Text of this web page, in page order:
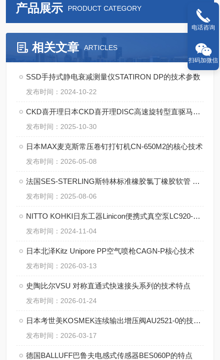
产品展示 PRODUCT CATEGORY
相关文章 ARTICLES
SSD手持式静电衰减测量仪STATIRON DP的技术参数
发布时间：2024-10-22
CKD喜开理日本CKD喜开理DISC高速旋转型直驱马达HS系列的使用
发布时间：2025-10-30
日本MAX麦克斯常压卷钉打钉机CN-650M2的核心技术
发布时间：2026-05-08
法国SES-STERLING斯特林标准橡胶氯丁橡胶软管 A0-M的优点
发布时间：2025-08-06
NITTO KOHKI日东工器Linicon便携式真空泵LC920-A1038-A6-0001的技术参数
发布时间：2024-11-04
日本北泽Kitz Unipore PP空气喷枪CAGN-P核心技术
发布时间：2026-03-13
史陶比尔VSU 对称直通式快速接头系列的技术特点
发布时间：2026-01-24
日本考世美KOSMEK连续输出增压阀AU2521-0的技术特点
发布时间：2026-03-17
德国BALLUFF巴鲁夫电感式传感器BES060P的特点
电话咨询
扫码加微信